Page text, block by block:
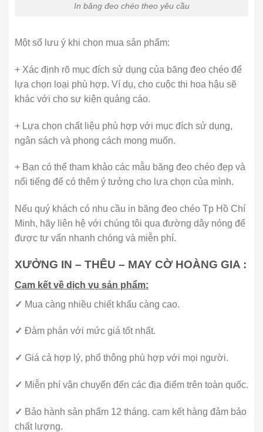
In băng đeo chéo theo yêu cầu
Một số lưu ý khi chọn mua sản phẩm:
+ Xác định rõ mục đích sử dụng của băng đeo chéo để
lựa chọn loại phù hợp. Ví dụ, cho cuộc thi hoa hậu sẽ
khác với cho sự kiện quảng cáo.
+ Lựa chọn chất liệu phù hợp với mục đích sử dụng,
ngân sách và phong cách mong muốn.
+ Bạn có thể tham khảo các mẫu băng đeo chéo đẹp và
nổi tiếng để có thêm ý tưởng cho lựa chọn của mình.
Nếu quý khách có nhu cầu in băng đeo chéo Tp Hồ Chí
Minh, hãy liên hệ với chúng tôi qua đường dây nóng để
được tư vấn nhanh chóng và miễn phí.
XƯỞNG IN – THÊU – MAY CỜ HOÀNG GIA :
Cam kết về dịch vụ sản phẩm:
✓ Mua càng nhiều chiết khấu càng cao.
✓ Đàm phán với mức giá tốt nhất.
✓ Giá cả hợp lý, phổ thông phù hợp với mọi người.
✓ Miễn phí vận chuyển đến các địa điểm trên toàn quốc.
✓ Bảo hành sản phẩm 12 tháng. cam kết hàng đảm bảo
chất lượng.